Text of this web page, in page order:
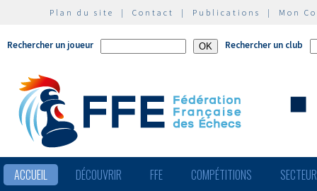
Plan du site | Contact | Publications | Mon
Rechercher un joueur Rechercher un club
ACCUEIL DÉCOUVRIR FFE COMPÉTITIONS